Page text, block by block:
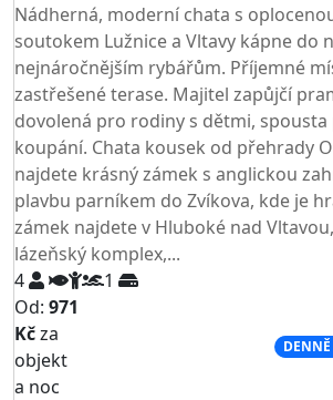
Nádherná, moderní chata s
soutokem Lužnice a Vltavy kápne do
nejnáročnějším rybářům. Příjemné
zastřešené terase. Majitel zapůjčí
dovolená pro rodiny s dětmi,
koupání. Chata kousek od přehrady
najdete krásný zámek s anglickou
plavbu parníkem do Zvíkova, kde je
zámek najdete v Hluboké nad
lázeňský komplex,...
4
1
Od: 971
Kčza
objekt
a noc